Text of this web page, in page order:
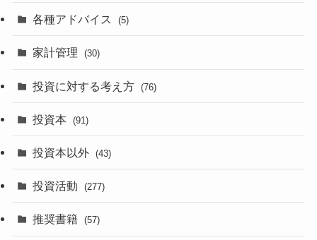
各種アドバイス (5)
家計管理 (30)
投資に対する考え方 (76)
投資本 (91)
投資本以外 (43)
投資活動 (277)
推奨書籍 (57)